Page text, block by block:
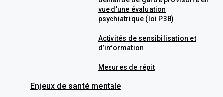
vue d’une évaluation
psychiatrique (loi P38)
Activités de sensibilisation et
d’information
Mesures de répit
Enjeux de santé mentale